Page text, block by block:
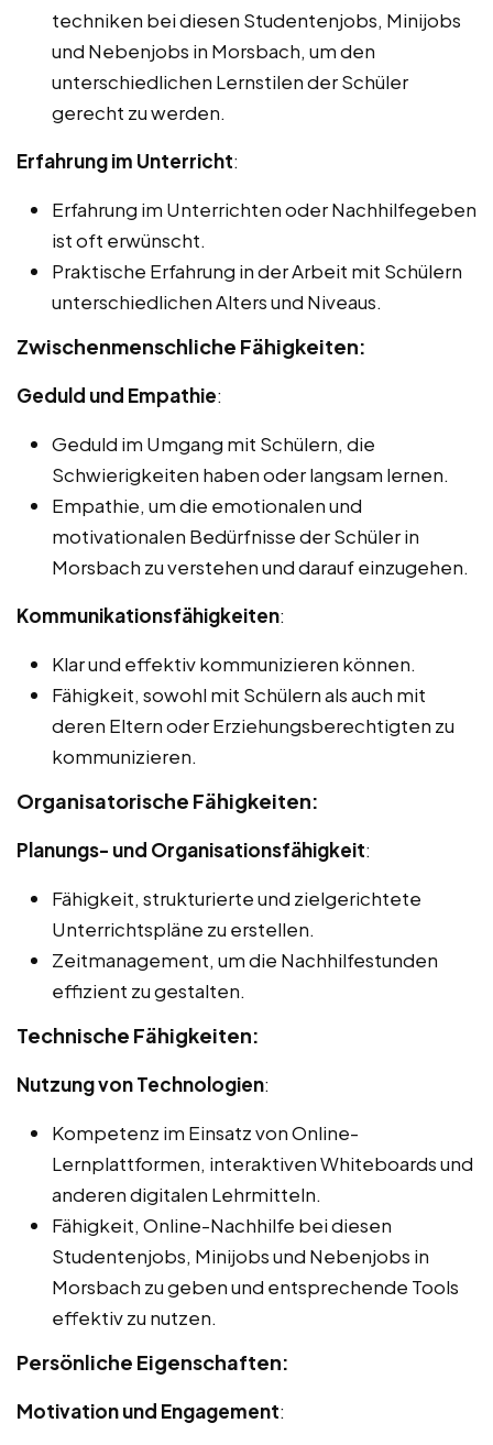
techniken bei diesen Studentenjobs, Minijobs
und Nebenjobs in Morsbach, um den
unterschiedlichen Lernstilen der Schüler
gerecht zu werden.
Erfahrung im Unterricht:
Erfahrung im Unterrichten oder Nachhilfegeben
ist oft erwünscht.
Praktische Erfahrung in der Arbeit mit Schülern
unterschiedlichen Alters und Niveaus.
Zwischenmenschliche Fähigkeiten:
Geduld und Empathie:
Geduld im Umgang mit Schülern, die
Schwierigkeiten haben oder langsam lernen.
Empathie, um die emotionalen und
motivationalen Bedürfnisse der Schüler in
Morsbach zu verstehen und darauf einzugehen.
Kommunikationsfähigkeiten:
Klar und effektiv kommunizieren können.
Fähigkeit, sowohl mit Schülern als auch mit
deren Eltern oder Erziehungsberechtigten zu
kommunizieren.
Organisatorische Fähigkeiten:
Planungs- und Organisationsfähigkeit:
Fähigkeit, strukturierte und zielgerichtete
Unterrichtspläne zu erstellen.
Zeitmanagement, um die Nachhilfestunden
effizient zu gestalten.
Technische Fähigkeiten:
Nutzung von Technologien:
Kompetenz im Einsatz von Online-
Lernplattformen, interaktiven Whiteboards und
anderen digitalen Lehrmitteln.
Fähigkeit, Online-Nachhilfe bei diesen
Studentenjobs, Minijobs und Nebenjobs in
Morsbach zu geben und entsprechende Tools
effektiv zu nutzen.
Persönliche Eigenschaften:
Motivation und Engagement: